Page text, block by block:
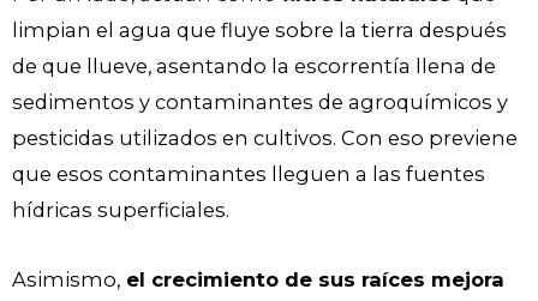
limpian el agua que fluye sobre la tierra después
de que llueve, asentando la escorrentía llena de
sedimentos y contaminantes de agroquímicos y
pesticidas utilizados en cultivos. Con eso previene
que esos contaminantes lleguen a las fuentes
hídricas superficiales.
Asimismo, el crecimiento de sus raíces mejora